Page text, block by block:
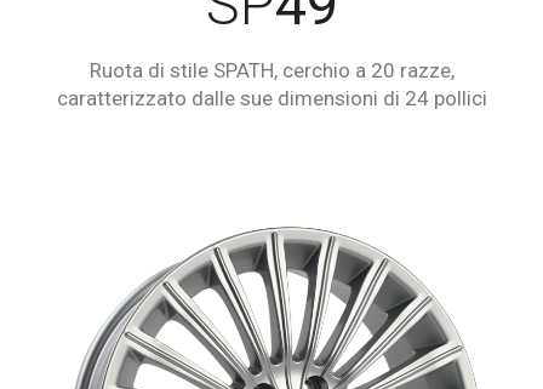
Ruota di stile SPATH, cerchio a 20 razze,
caratterizzato dalle sue dimensioni di 24 pollici